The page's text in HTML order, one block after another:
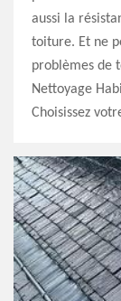
aussi la
toiture. Et ne
problèmes de
Nettoyage
Choisissez